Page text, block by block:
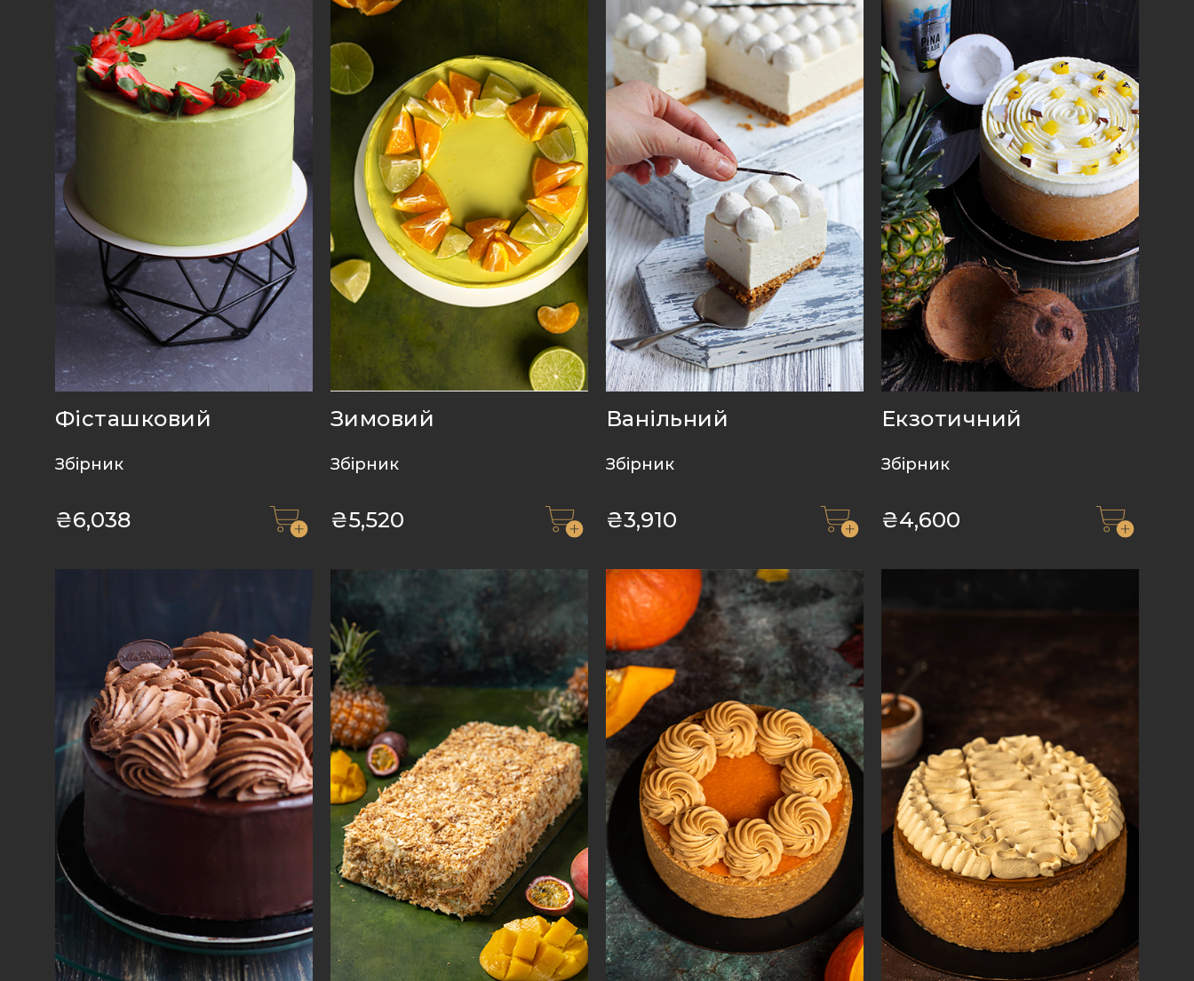
Фісташковий
Збірник
₴6,038
Зимовий
Збірник
₴5,520
Ванільний
Збірник
₴3,910
Екзотичний
Збірник
₴4,600